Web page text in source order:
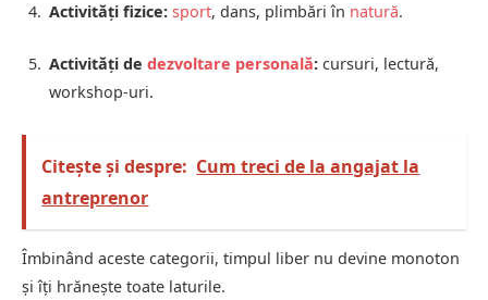
Activități fizice: sport, dans, plimbări în natură.
Activități de dezvoltare personală: cursuri, lectură,
workshop-uri.
Citește și despre: Cum treci de la angajat la
antreprenor
Îmbinând aceste categorii, timpul liber nu devine monoton
și îți hrănește toate laturile.